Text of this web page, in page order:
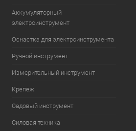
Аккумуляторный
электроинструмент
Оснастка для электроинструмента
Ручной инструмент
Измерительный инструмент
Крепеж
Садовый инструмент
Силовая техника